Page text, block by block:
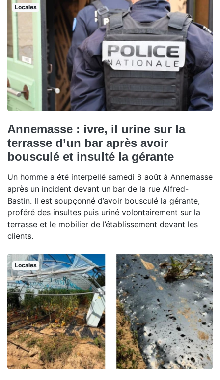
Locales
Annemasse : ivre, il urine sur la
terrasse d’un bar après avoir
bousculé et insulté la gérante
Un homme a été interpellé samedi 8 août à Annemasse
après un incident devant un bar de la rue Alfred-
Bastin. Il est soupçonné d’avoir bousculé la gérante,
proféré des insultes puis uriné volontairement sur la
terrasse et le mobilier de l’établissement devant les
clients.
Locales